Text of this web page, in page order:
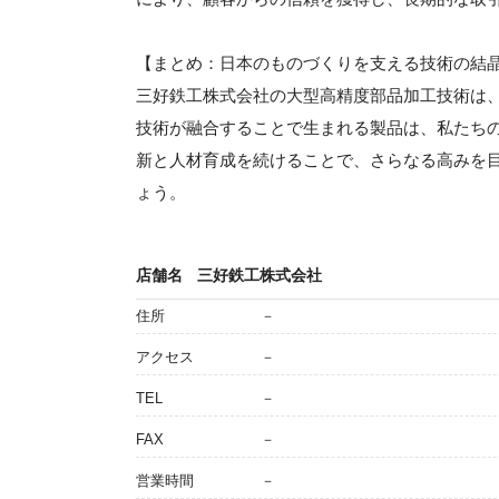
【まとめ：日本のものづくりを支える技術の結
三好鉄工株式会社の大型高精度部品加工技術は
技術が融合することで生まれる製品は、私たち
新と人材育成を続けることで、さらなる高みを
ょう。
店舗名 三好鉄工株式会社
住所 －
アクセス －
TEL －
FAX －
営業時間 －